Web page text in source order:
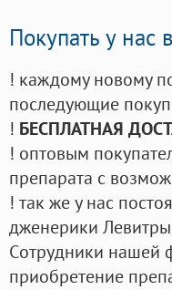
Покупать у нас
! каждому новому
последующие
! БЕСПЛАТНАЯ
! оптовым
препарата с
! так же у нас
дженерики
Cотрудники нашей
приобретение